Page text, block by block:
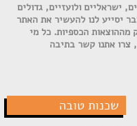
ישראליים ולועזיים, גדולים
יסייע לנו להעשיר את האתר
מההוצאות הכספיות. כל מי
צרו אתנו קשר בתיבה
שכנות טובה